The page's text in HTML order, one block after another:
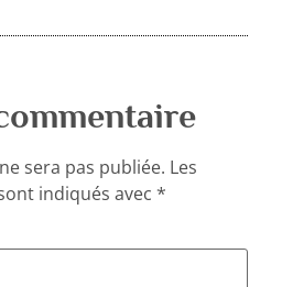
sera pas publiée. Les
indiqués avec*